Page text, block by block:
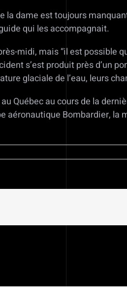
dame est toujours
qui les accompagnait.
midi, mais “il est possible
s’est produit près d’un
glaciale de l’eau, leurs
Québec au cours de la
aéronautique Bombardier,